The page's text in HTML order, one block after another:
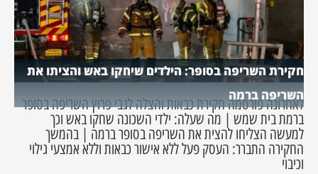
חקירת השריפה בסופר: הילדים שיחקו באש והציתו את
השריפה ברמה
לאחרונה פורסמה חקירת כבאות והצלה לגבי פרוץ השריפה בסופר
ברמת בית שמש | מה שעלה: ילדי השכונה שחקו באש וכך
למעשה הצליחו להצית את השריפה בסופר ברמה | בהמשך
החקירה התברר: העסק פעל ללא אישור כבאות וללא אמצעי גילוי
וכיבוי